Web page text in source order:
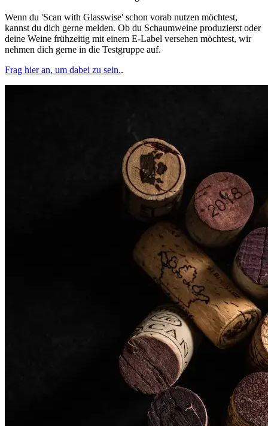
Wenn du 'Scan with Glasswise' schon vorab nutzen möchtest,
kannst du dich gerne melden. Ob du Schaumweine produzierst oder
deine Weine frühzeitig mit einem E-Label versehen möchtest, wir
nehmen dich gerne in die Testgruppe auf.
Frag hier an, um dabei zu sein..